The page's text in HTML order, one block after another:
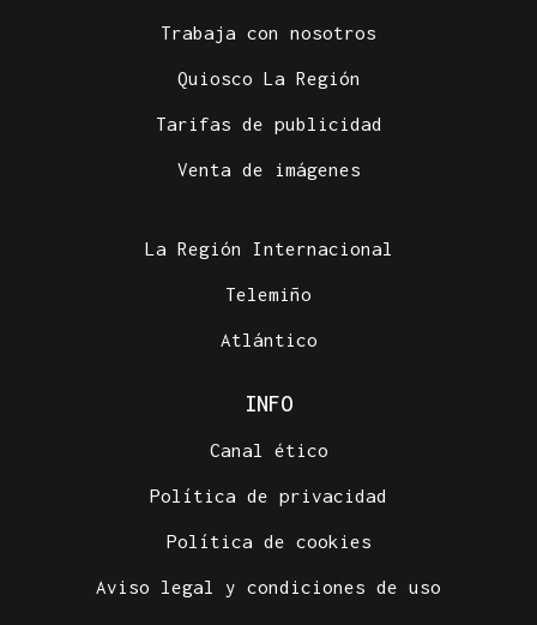
Trabaja con nosotros
Quiosco La Región
Tarifas de publicidad
Venta de imágenes
La Región Internacional
Telemiño
Atlántico
INFO
Canal ético
Política de privacidad
Política de cookies
Aviso legal y condiciones de uso